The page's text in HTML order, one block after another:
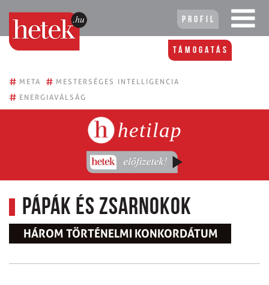
Profil
Támogatás
# META # MESTERSÉGES INTELLIGENCIA
# ENERGIAVÁLSÁG
hetilap
Pápák és zsarnokok
HÁROM TÖRTÉNELMI KONKORDÁTUM